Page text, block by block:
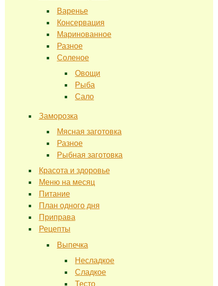
Варенье
Консервация
Маринованное
Разное
Соленое
Овощи
Рыба
Сало
Заморозка
Мясная заготовка
Разное
Рыбная заготовка
Красота и здоровье
Меню на месяц
Питание
План одного дня
Приправа
Рецепты
Выпечка
Несладкое
Сладкое
Тесто